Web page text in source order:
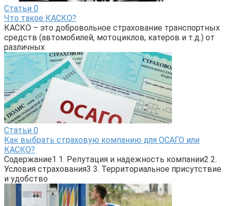
Статьи 0
Что такое КАСКО?
КАСКО – это добровольное страхование транспортных
средств (автомобилей, мотоциклов, катеров и т.д.) от
различных
Статьи 0
Как выбрать страховую компанию для ОСАГО или
КАСКО?
Содержание1 1. Репутация и надежность компании2 2.
Условия страхования3 3. Территориальное присутствие
и удобство